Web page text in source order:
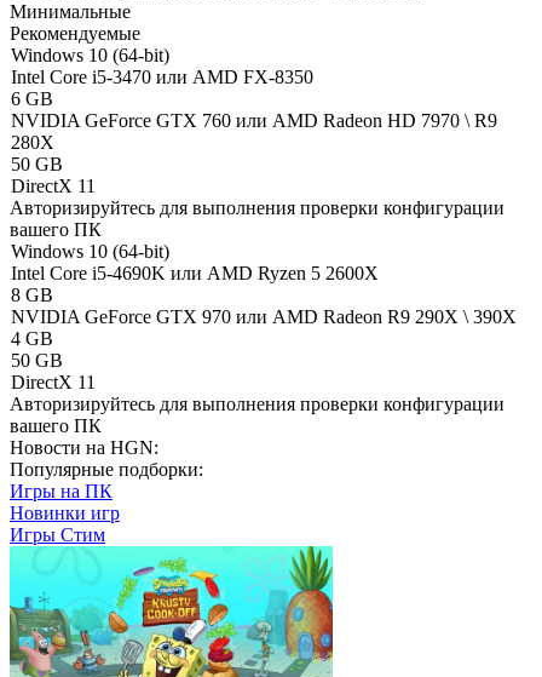
Минимальные
Рекомендуемые
Windows 10 (64-bit)
Intel Core i5-3470 или AMD FX-8350
6 GB
NVIDIA GeForce GTX 760 или AMD Radeon HD 7970 \ R9
280X
50 GB
DirectX 11
Авторизируйтесь для выполнения проверки конфигурации
вашего ПК
Windows 10 (64-bit)
Intel Core i5-4690K или AMD Ryzen 5 2600X
8 GB
NVIDIA GeForce GTX 970 или AMD Radeon R9 290X \ 390X
4 GB
50 GB
DirectX 11
Авторизируйтесь для выполнения проверки конфигурации
вашего ПК
Новости на HGN:
Популярные подборки:
Игры на ПК
Новинки игр
Игры Стим